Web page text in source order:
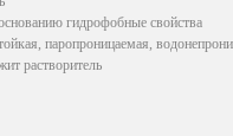
гидрофобные свойства
паропроницаемая,
растворитель